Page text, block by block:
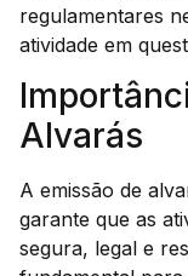
regulamentares
atividade em
Alvarás
A emissão de
garante que as
segura, legal e